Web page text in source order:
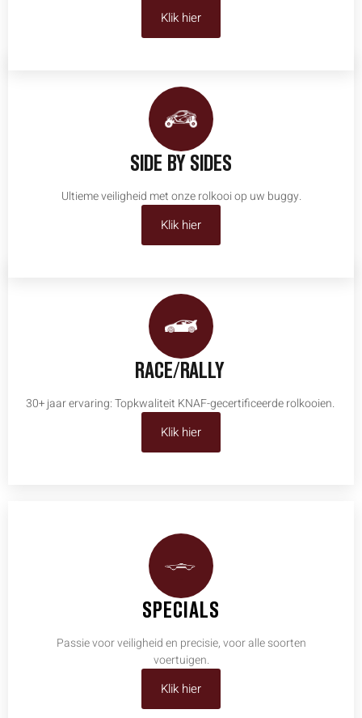
RACE/RALLY
30+ jaar ervaring: Topkwaliteit KNAF-gecertificeerde rolkooien.
Klik hier
SIDE BY SIDES
Ultieme veiligheid met onze rolkooi op uw buggy.
Klik hier
Klik hier
SPECIALS
Passie voor veiligheid en precisie, voor alle soorten
voertuigen.
Klik hier